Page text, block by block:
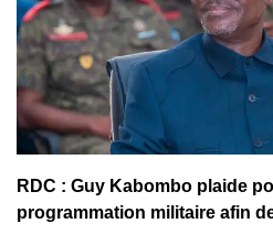
RDC : Guy Kabombo plaide
programmation militaire afin